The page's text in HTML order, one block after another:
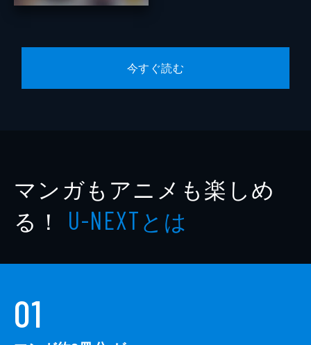
今すぐ読む
マンガもアニメも楽しめ
る！ U-NEXTとは
01